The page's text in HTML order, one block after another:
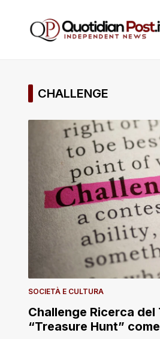
CHALLENGE
SOCIETÀ E CULTURA
Challenge Ricerca del
“Treasure Hunt”